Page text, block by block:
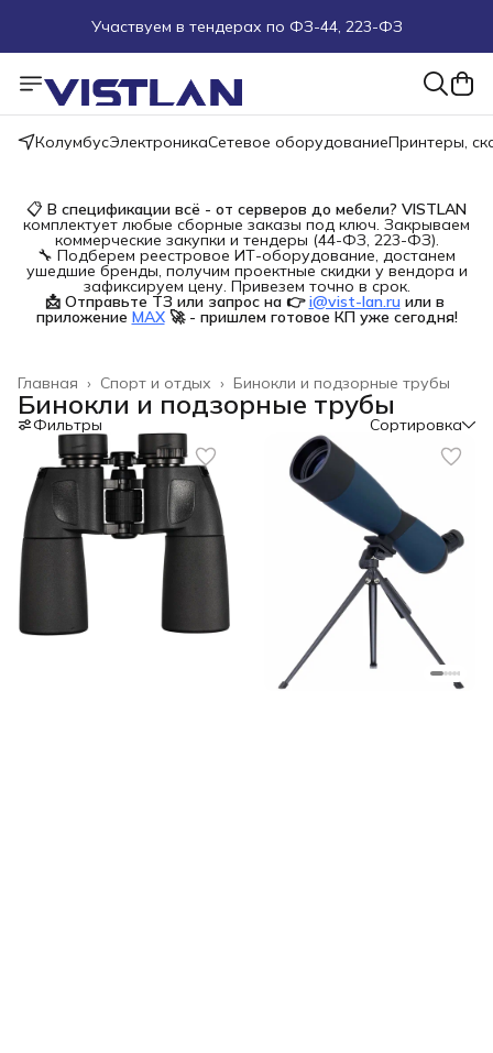
Участвуем в тендерах по ФЗ-44, 223-ФЗ
Более 100 000 позиций в наличии и под заказ
КолумбусЭлектроникаСетевое оборудованиеПринтеры,
📋 В спецификации всё - от серверов до мебели? VISTLAN
комплектует любые сборные заказы под ключ. Закрываем
коммерческие закупки и тендеры (44-ФЗ, 223-ФЗ).
🔧 Подберем реестровое ИТ-оборудование, достанем
ушедшие бренды, получим проектные скидки у вендора и
зафиксируем цену. Привезем точно в срок.
📩 Отправьте ТЗ или запрос на 👉 i@vist-lan.ru или в
приложение MAX 🚀 - пришлем готовое КП уже сегодня!
Бинокли и подзорные трубы
Спорт и отдых ›
Главная ›
Бинокли и подзорные трубы
Фильтры Сортировка